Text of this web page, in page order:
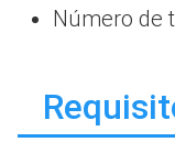
Número de